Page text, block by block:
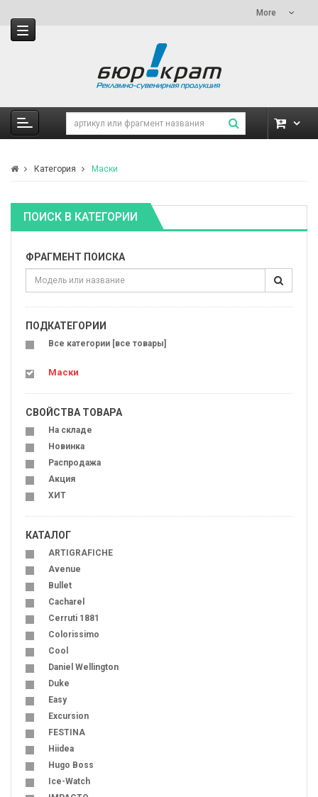
More
Категория Маски
ПОИСК В КАТЕГОРИИ
ФРАГМЕНТ ПОИСКА
ПОДКАТЕГОРИИ
Все категории [все товары]
Маски
СВОЙСТВА ТОВАРА
На складе
Новинка
Распродажа
Акция
ХИТ
КАТАЛОГ
ARTIGRAFICHE
Avenue
Bullet
Cacharel
Cerruti 1881
Colorissimo
Cool
Daniel Wellington
Duke
Easy
Excursion
FESTINA
Hiidea
Hugo Boss
Ice-Watch